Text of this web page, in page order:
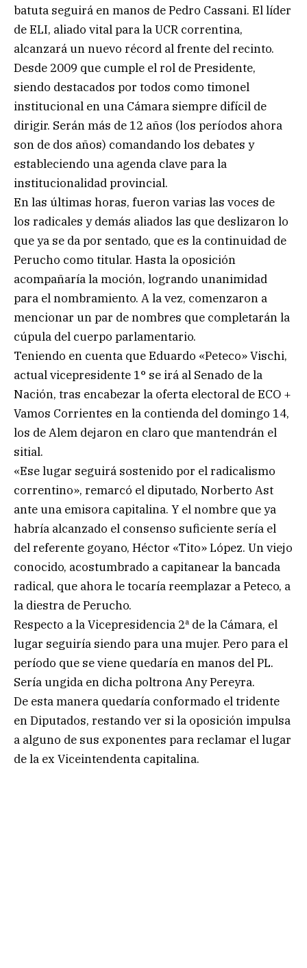
batuta seguirá en manos de Pedro Cassani. El líder
de ELI, aliado vital para la UCR correntina,
alcanzará un nuevo récord al frente del recinto.
Desde 2009 que cumple el rol de Presidente,
siendo destacados por todos como timonel
institucional en una Cámara siempre difícil de
dirigir. Serán más de 12 años (los períodos ahora
son de dos años) comandando los debates y
estableciendo una agenda clave para la
institucionalidad provincial.
En las últimas horas, fueron varias las voces de
los radicales y demás aliados las que deslizaron lo
que ya se da por sentado, que es la continuidad de
Perucho como titular. Hasta la oposición
acompañaría la moción, logrando unanimidad
para el nombramiento. A la vez, comenzaron a
mencionar un par de nombres que completarán la
cúpula del cuerpo parlamentario.
Teniendo en cuenta que Eduardo «Peteco» Vischi,
actual vicepresidente 1° se irá al Senado de la
Nación, tras encabezar la oferta electoral de ECO +
Vamos Corrientes en la contienda del domingo 14,
los de Alem dejaron en claro que mantendrán el
sitial.
«Ese lugar seguirá sostenido por el radicalismo
correntino», remarcó el diputado, Norberto Ast
ante una emisora capitalina. Y el nombre que ya
habría alcanzado el consenso suficiente sería el
del referente goyano, Héctor «Tito» López. Un viejo
conocido, acostumbrado a capitanear la bancada
radical, que ahora le tocaría reemplazar a Peteco, a
la diestra de Perucho.
Respecto a la Vicepresidencia 2ª de la Cámara, el
lugar seguiría siendo para una mujer. Pero para el
período que se viene quedaría en manos del PL.
Sería ungida en dicha poltrona Any Pereyra.
De esta manera quedaría conformado el tridente
en Diputados, restando ver si la oposición impulsa
a alguno de sus exponentes para reclamar el lugar
de la ex Viceintendenta capitalina.